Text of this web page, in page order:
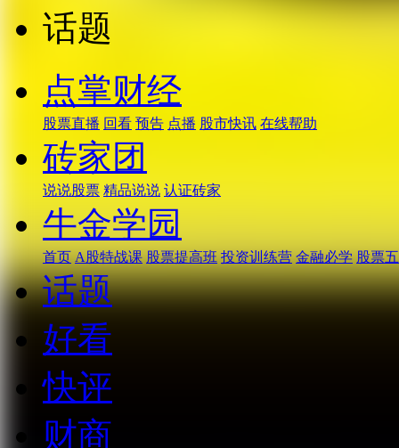
话题
点掌财经
股票直播 回看 预告 点播 股市快讯 在线帮助
砖家团
说说股票 精品说说 认证砖家
牛金学园
首页 A股特战课 股票提高班 投资训练营 金融必学 股票
话题
好看
快评
财商